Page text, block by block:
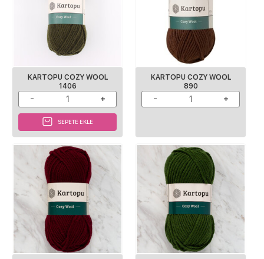
KARTOPU COZY WOOL
1406
SEPETE EKLE
KARTOPU COZY WOOL
890